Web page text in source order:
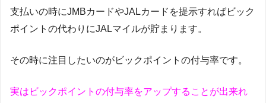
支払いの時にJMBカードやJALカードを提示すればビック
ポイントの代わりにJALマイルが貯まります。
その時に注目したいのがビックポイントの付与率です。
実はビックポイントの付与率をアップすることが出来れ